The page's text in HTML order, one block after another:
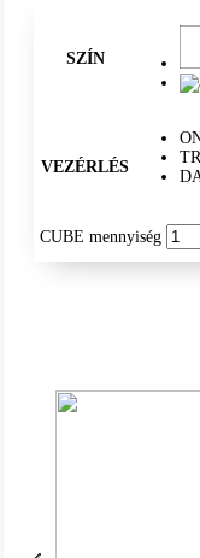
SZÍN
VEZÉRLÉS
CUBE mennyiség